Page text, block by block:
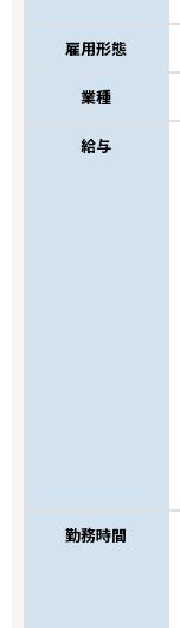
雇用形態
業種
給与
勤務時間